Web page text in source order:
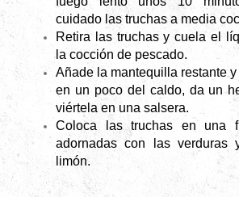
cuidado las truchas a media
Retira las truchas y cuela el
la cocción de pescado.
Añade la mantequilla restante
en un poco del caldo, da un
viértela en una salsera.
Coloca las truchas en una
adornadas con las verduras
limón.